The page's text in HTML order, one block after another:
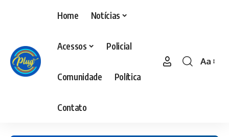
Home Notícias
Acessos Policial
Comunidade Política
Contato
Aa